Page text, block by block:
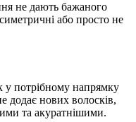
не дають бажаного
або просто не
у потрібному напрямку
додає нових волосків,
та акуратнішими.